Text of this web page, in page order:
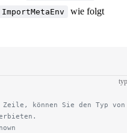
ImportMetaEnv
wie folgt
können Sie den Typ